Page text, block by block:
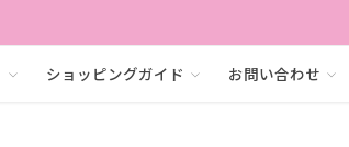
ショッピングガイド お問い合わせ